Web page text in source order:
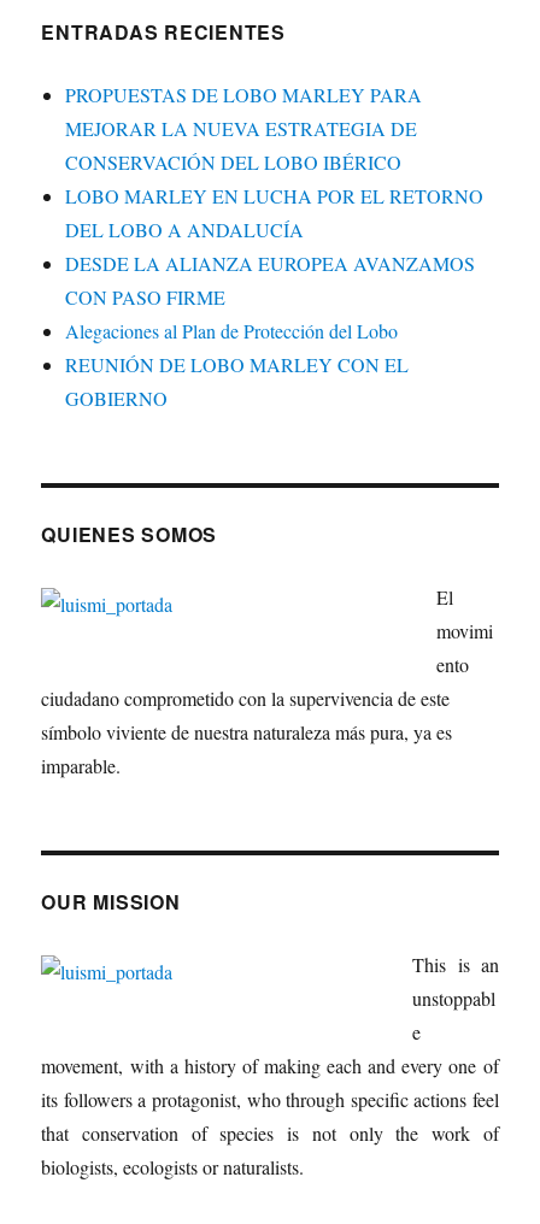
ENTRADAS RECIENTES
PROPUESTAS DE LOBO MARLEY PARA
MEJORAR LA NUEVA ESTRATEGIA DE
CONSERVACIÓN DEL LOBO IBÉRICO
LOBO MARLEY EN LUCHA POR EL RETORNO
DEL LOBO A ANDALUCÍA
DESDE LA ALIANZA EUROPEA AVANZAMOS
CON PASO FIRME
Alegaciones al Plan de Protección del Lobo
REUNIÓN DE LOBO MARLEY CON EL
GOBIERNO
QUIENES SOMOS
El
movimi
ento
ciudadano comprometido con la supervivencia de este
símbolo viviente de nuestra naturaleza más pura, ya es
imparable.
OUR MISSION
This is an
unstoppabl
e
movement, with a history of making each and every one of
its followers a protagonist, who through specific actions feel
that conservation of species is not only the work of
biologists, ecologists or naturalists.